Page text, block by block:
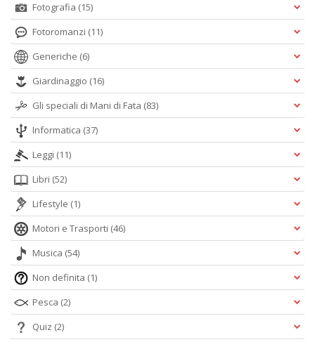
Fotografia (15)
Fotoromanzi (11)
Generiche (6)
Giardinaggio (16)
Gli speciali di Mani di Fata (83)
Informatica (37)
Leggi (11)
Libri (52)
Lifestyle (1)
Motori e Trasporti (46)
Musica (54)
Non definita (1)
Pesca (2)
Quiz (2)